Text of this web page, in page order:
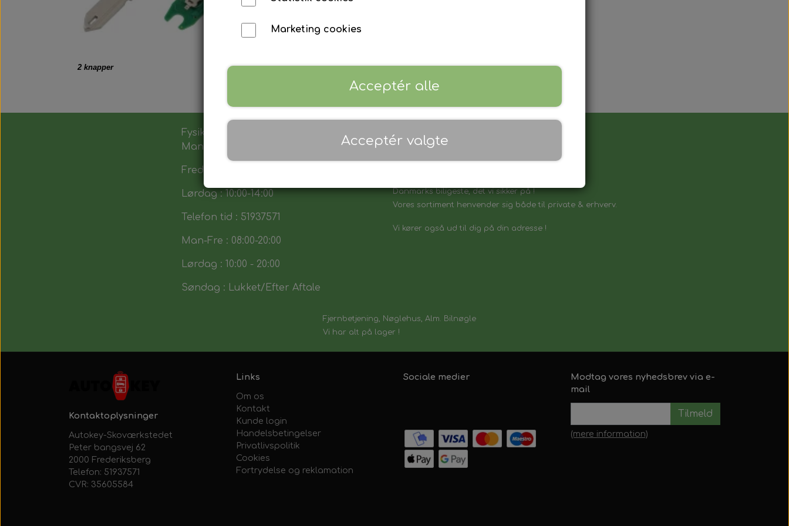
Tilføj til kurv
2 knapper
Fysik butik :
Man-Tors : 12:00 - 17:30
Fredag : 14:00 - 17:30
Lørdag : 10:00-14:00
Telefon tid : 51937571
Man-Fre : 08:00-20:00
Lørdag : 10:00 - 20:00
Søndag : Lukket/Efter Aftale
Danmarks biligeste, det vi sikker på !
Vores sortiment henvender sig både til private & erhverv.
Vi kører også ud til dig på din adresse !
Fjernbetjening, Nøglehus, Alm. Bilnøgle
Vi har alt på lager !
Kontaktoplysninger
Autokey-Skoværkstedet
Peter bangsvej 62
2000 Frederiksberg
Telefon: 51937571
CVR: 35605584
Links
Om os
Kontakt
Kunde login
Handelsbetingelser
Privatlivspolitik
Cookies
Fortrydelse og reklamation
Sociale medier
Modtag vores nyhedsbrev via e-
mail
Tilmeld
(mere information)
Marketing cookies
Acceptér alle
Acceptér valgte